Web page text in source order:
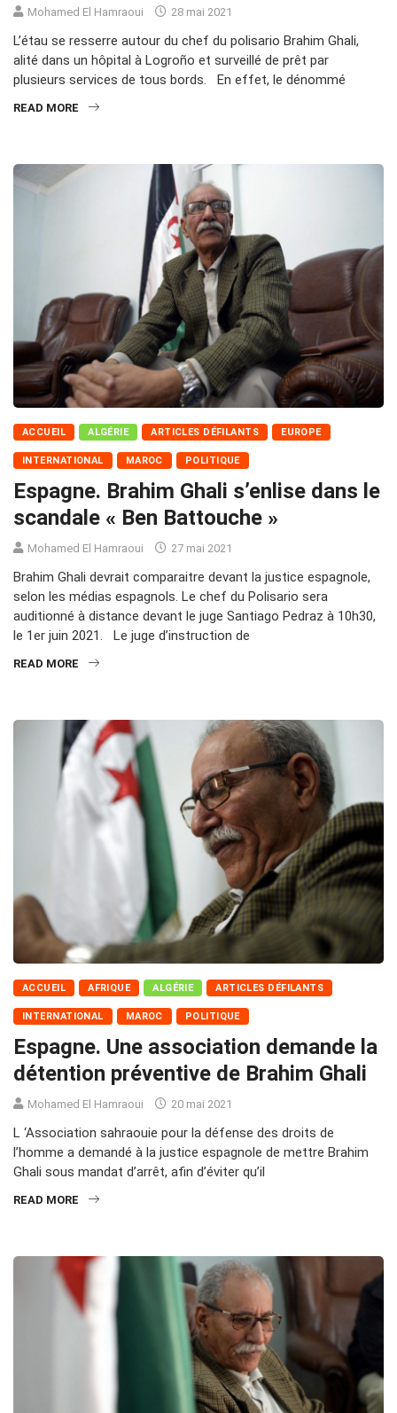
Mohamed El Hamraoui 28 mai 2021
L’étau se resserre autour du chef du polisario Brahim Ghali,
alité dans un hôpital à Logroño et surveillé de prêt par
plusieurs services de tous bords. En effet, le dénommé
READ MORE
ACCUEIL ALGÉRIE ARTICLES DÉFILANTS EUROPE
INTERNATIONAL MAROC POLITIQUE
Espagne. Brahim Ghali s’enlise dans le
scandale « Ben Battouche »
Mohamed El Hamraoui 27 mai 2021
Brahim Ghali devrait comparaitre devant la justice espagnole,
selon les médias espagnols. Le chef du Polisario sera
auditionné à distance devant le juge Santiago Pedraz à 10h30,
le 1er juin 2021. Le juge d’instruction de
READ MORE
ACCUEIL AFRIQUE ALGÉRIE ARTICLES DÉFILANTS
INTERNATIONAL MAROC POLITIQUE
Espagne. Une association demande la
détention préventive de Brahim Ghali
Mohamed El Hamraoui 20 mai 2021
L ‘Association sahraouie pour la défense des droits de
l’homme a demandé à la justice espagnole de mettre Brahim
Ghali sous mandat d’arrêt, afin d’éviter qu’il
READ MORE